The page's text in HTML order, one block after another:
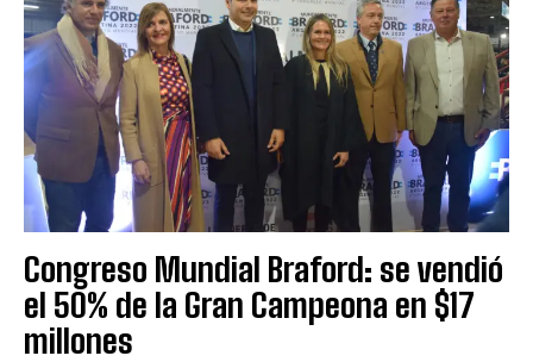
Suscribite al Newsletter
Congreso Mundial Braford: se vendió
el 50% de la Gran Campeona en $17
millones